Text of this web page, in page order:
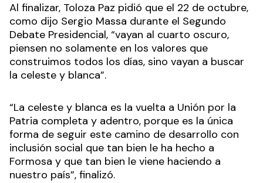
Al finalizar, Toloza Paz pidió que el 22 de octubre,
como dijo Sergio Massa durante el Segundo
Debate Presidencial, “vayan al cuarto oscuro,
piensen no solamente en los valores que
construimos todos los días, sino vayan a buscar
la celeste y blanca”.
“La celeste y blanca es la vuelta a Unión por la
Patria completa y adentro, porque es la única
forma de seguir este camino de desarrollo con
inclusión social que tan bien le ha hecho a
Formosa y que tan bien le viene haciendo a
nuestro país”, finalizó.